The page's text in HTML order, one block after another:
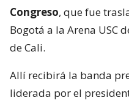
Congreso, que fue
Bogotá a la Arena USC
de Cali.
Allí recibirá la banda
liderada por el